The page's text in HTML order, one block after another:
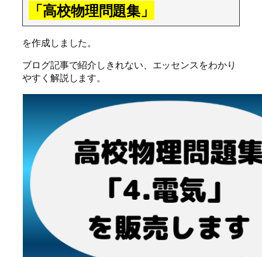
「高校物理問題集」
を作成しました。
ブログ記事で紹介しきれない、エッセンスをわかり
やすく解説します。